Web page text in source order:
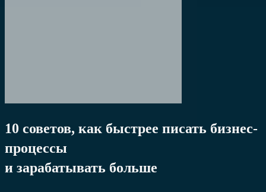
10 советов, как быстрее писать бизнес-
процессы
и зарабатывать больше